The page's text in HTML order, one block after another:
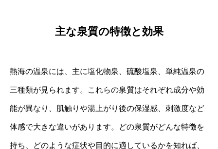
主な泉質の特徴と効果
熱海の温泉には、主に塩化物泉、硫酸塩泉、単純温泉の
三種類が見られます。これらの泉質はそれぞれ成分や効
能が異なり、肌触りや湯上がり後の保湿感、刺激度など
体感で大きな違いがあります。どの泉質がどんな特徴を
持ち、どのような症状や目的に適しているかを知れば、